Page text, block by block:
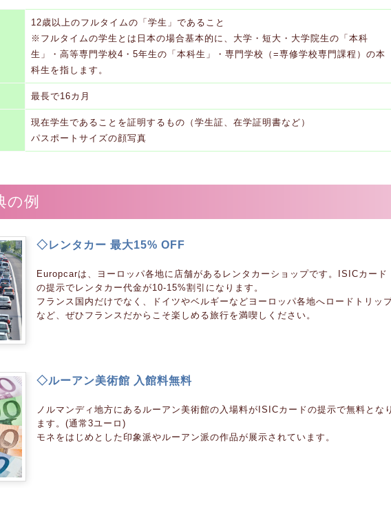
12歳以上のフルタイムの「学生」であること
※フルタイムの学生とは日本の場合基本的に、大学・短大・大学院生の「本科
生」・高等専門学校4・5年生の「本科生」・専門学校（=専修学校専門課程）の本
科生を指します。
最長で16カ月
現在学生であることを証明するもの（学生証、在学証明書など）
パスポートサイズの顔写真
の例
◇レンタカー 最大15% OFF
Europcarは、ヨーロッパ各地に店舗があるレンタカーショップです。ISICカード
の提示でレンタカー代金が10-15%割引になります。
フランス国内だけでなく、ドイツやベルギーなどヨーロッパ各地へロードトリッ
など、ぜひフランスだからこそ楽しめる旅行を満喫しください。
◇ルーアン美術館 入館料無料
ノルマンディ地方にあるルーアン美術館の入場料がISICカードの提示で無料となり
ます。(通常3ユーロ)
モネをはじめとした印象派やルーアン派の作品が展示されています。